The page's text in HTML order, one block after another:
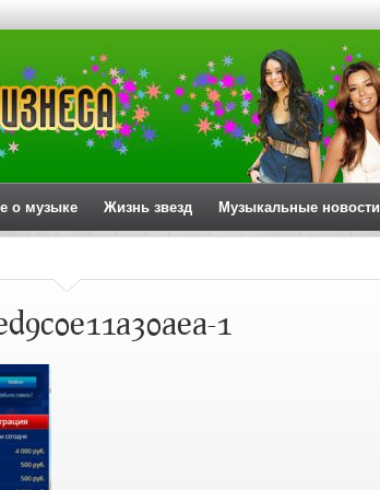
о музыке Жизнь звезд Музыкальные новости
1